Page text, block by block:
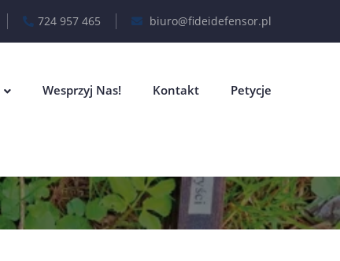
724 957 465 biuro@fideidefensor.pl
Wesprzyj Nas! Kontakt Petycje